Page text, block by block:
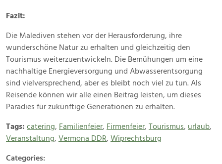
Fazit:
Die Malediven stehen vor der Herausforderung, ihre
wunderschöne Natur zu erhalten und gleichzeitig den
Tourismus weiterzuentwickeln. Die Bemühungen um eine
nachhaltige Energieversorgung und Abwasserentsorgung
sind vielversprechend, aber es bleibt noch viel zu tun. Als
Reisende können wir alle einen Beitrag leisten, um dieses
Paradies für zukünftige Generationen zu erhalten.
Tags: catering, Familienfeier, Firmenfeier, Tourismus, urlaub,
Veranstaltung, Vermona DDR, Wiprechtsburg
Categories: